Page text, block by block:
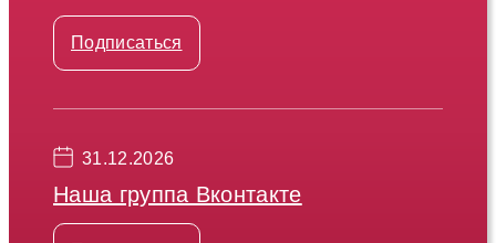
Подписаться
31.12.2026
Наша группа Вконтакте